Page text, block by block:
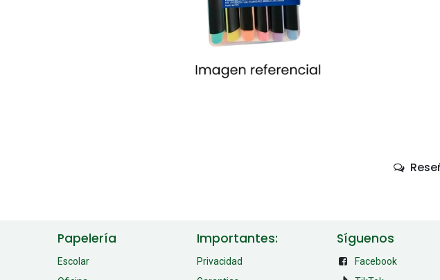
Papelería
Escolar
Importantes:
Privacidad
Síguenos
Facebook